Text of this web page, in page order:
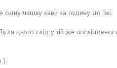
одну чашку кави за годину до їжі.
цього слід у тій же
).